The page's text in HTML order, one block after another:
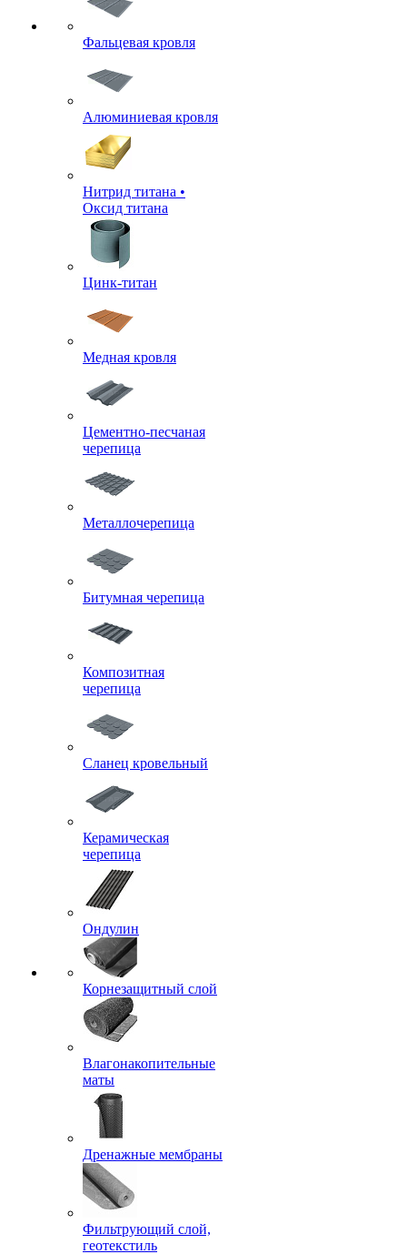
Фальцевая кровля
Алюминиевая кровля
Нитрид титана •
Оксид титана
Цинк-титан
Медная кровля
Цементно-песчаная
черепица
Металлочерепица
Битумная черепица
Композитная
черепица
Сланец кровельный
Керамическая
черепица
Ондулин
Корнезащитный слой
Влагонакопительные
маты
Дренажные мембраны
Фильтрующий слой,
геотекстиль